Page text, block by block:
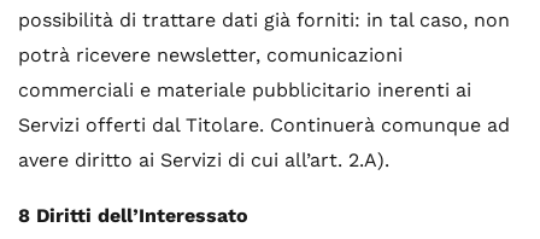
possibilità di trattare dati già forniti: in tal caso, non
potrà ricevere newsletter, comunicazioni
commerciali e materiale pubblicitario inerenti ai
Servizi offerti dal Titolare. Continuerà comunque ad
avere diritto ai Servizi di cui all’art. 2.A).
8 Diritti dell’Interessato